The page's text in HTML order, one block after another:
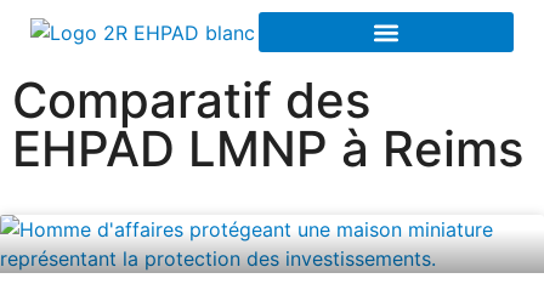
Comparatif des
EHPAD LMNP à Reims